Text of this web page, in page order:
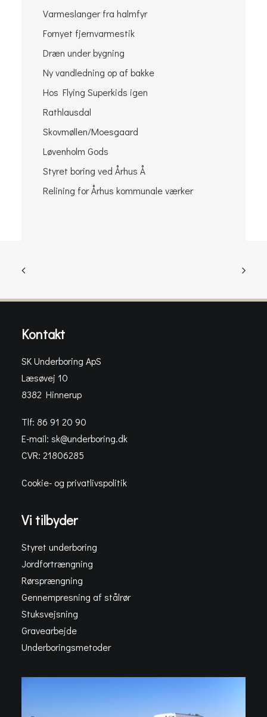
Varmeslanger fra halmfyr
Fornyet fjernvarmestik
Dræn under bygning
Ny vandledning op af bakke
Hos Flying Superkids igen
Rathlausdal
Skovmøllen/Moesgaard
Løvenholm Gods
Styret boring ved Århus Å
Relining for Århus kommunale værker
Kontakt
SK Underboring ApS
Læsøvej 10
8382 Hinnerup
Tlf: 86 91 20 90
E-mail: sk@underboring.dk
CVR: 21806285
Cookie- og privatlivspolitik
Vi tilbyder
Styret underboring
Jordfortrængning
Rørsprængning
Gennempresning af stålrør
Stuksvejsning
Gravearbejde
Underboringsmetoder